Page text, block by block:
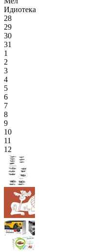
Идиотека
28
29
30
31
1
2
3
4
5
6
7
8
9
10
11
12